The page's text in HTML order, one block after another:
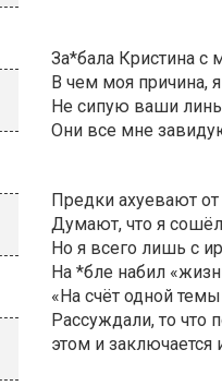
За*бала Кристина с
В чем моя причина,
Не сипую ваши
Они все мне
Предки ахуевают
Думают, что я
Но я всего лишь с
На *бле набил
«На счёт одной
Рассуждали, то что
этом и заключается